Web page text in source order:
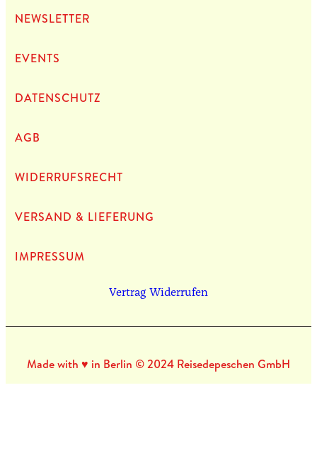
NEWS­LET­TER
EVENTS
DATEN­SCHUTZ
AGB
WIDERRUFSRECHT
VERSAND & LIEFERUNG
IMPRES­SUM
Vertrag Widerrufen
Made with ♥ in Berlin © 2024 Reisedepeschen GmbH